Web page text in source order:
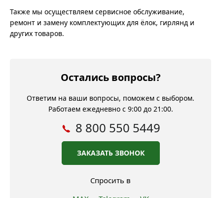
Также мы осуществляем сервисное обслуживание,
ремонт и замену комплектующих для ёлок, гирлянд и
других товаров.
Остались вопросы?
Ответим на ваши вопросы, поможем с выбором.
Работаем ежедневно с 9:00 до 21:00.
8 800 550 5449
ЗАКАЗАТЬ ЗВОНОК
Спросить в